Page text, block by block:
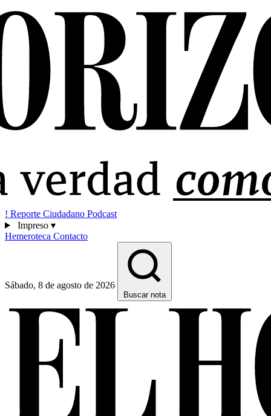
! Reporte Ciudadano Podcast
Impreso ▾
Hemeroteca Contacto
Sábado, 8 de agosto de 2026
Buscar nota